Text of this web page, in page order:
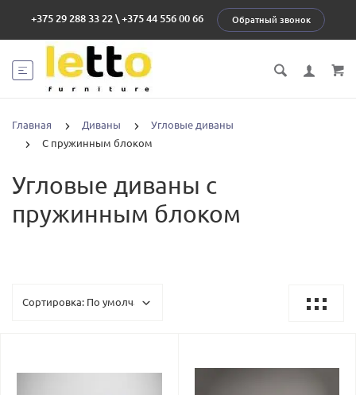
+375 29 288 33 22 \ +375 44 556 00 66 Обратный звонок
Главная Диваны
Угловые диваны
С пружинным блоком
Угловые диваны с
пружинным блоком